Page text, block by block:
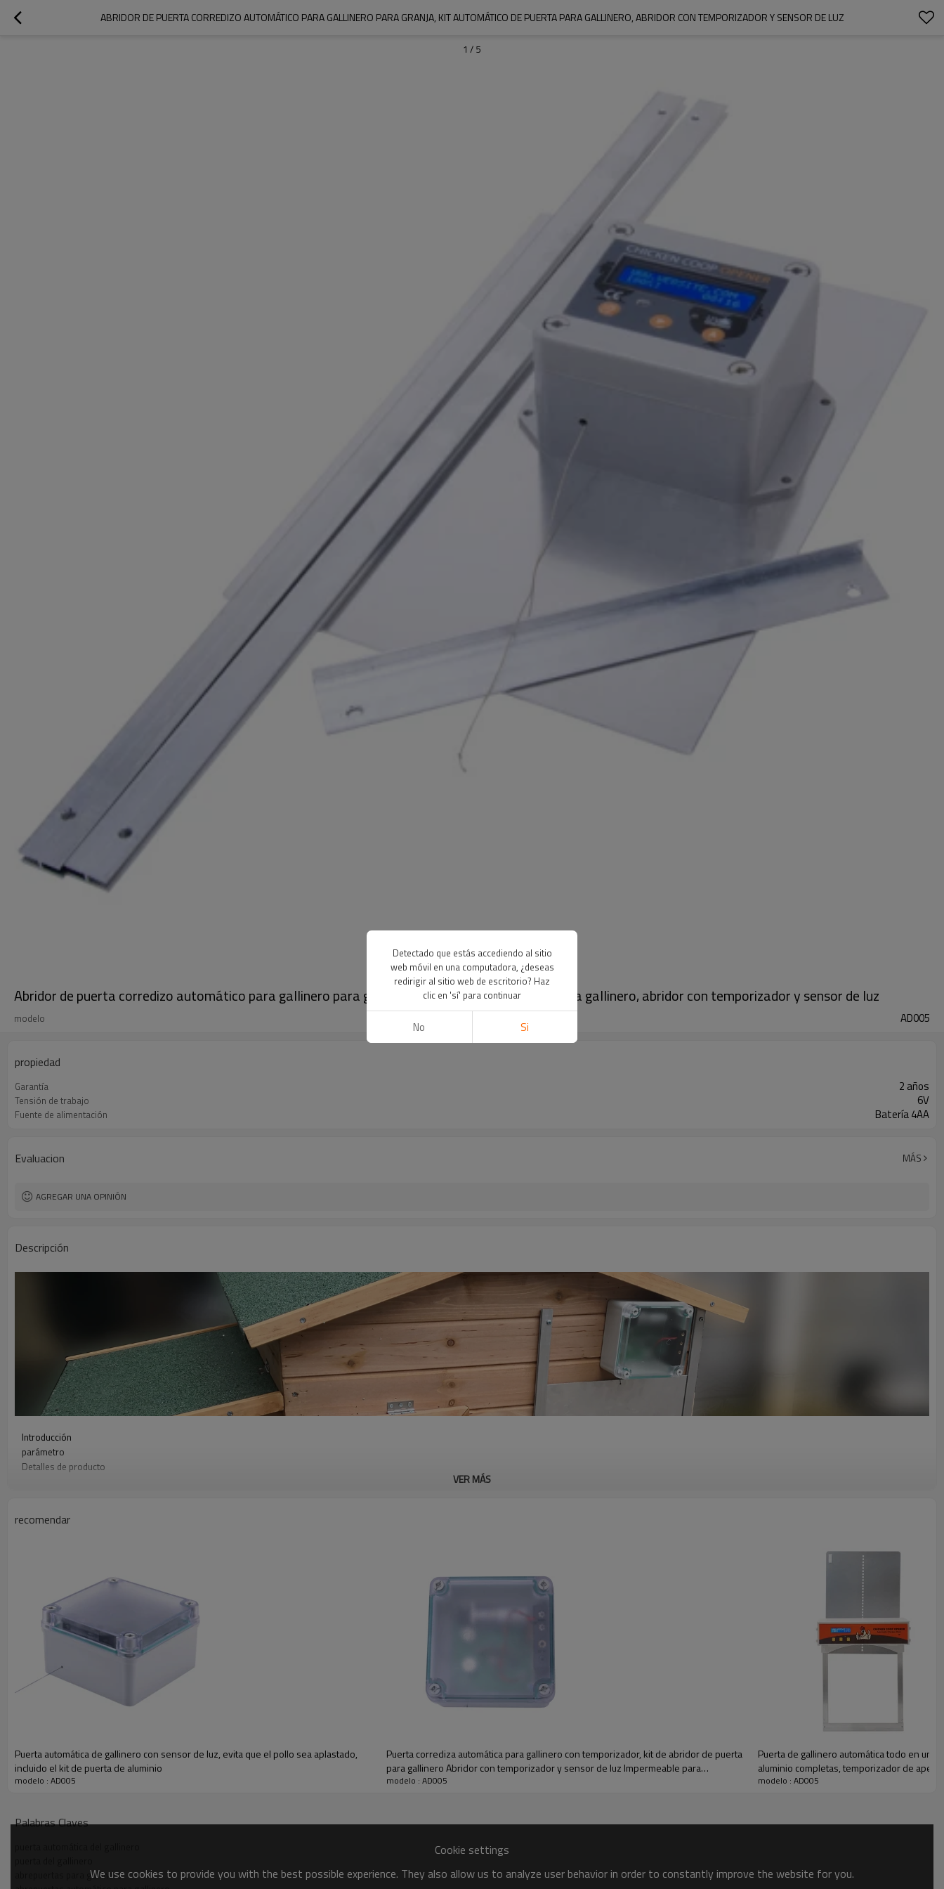
ABRIDOR DE PUERTA CORREDIZO AUTOMÁTICO PARA GALLINERO PARA GRANJA, KIT AUTOMÁTICO DE PUERTA PARA GALLINERO, ABRIDOR CON TEMPORIZADOR Y SENSOR DE LUZ
1 / 5
Abridor de puerta corredizo automático para gallinero para granja, kit automático de puerta para gallinero, abridor con temporizador y sensor de luz
modelo AD005
propiedad
Garantía 2 años
Tensión de trabajo 6V
Fuente de alimentación Batería 4AA
Evaluacion MÁS
AGREGAR UNA OPINIÓN
Descripción
Introducción
parámetro
Detalles de producto
¡El abridor automático de la puerta del gallinero le permite no tener que levantarse al amanecer! Y al mismo tiempo le brinda tranquilidad al ayudar a proteger a sus pollos de los molestos zorros, mapaches, ratas o cualquier
otro depredador.
HPS desarrolló 6 generaciones de abrepuertas automáticos para pollos para satisfacer las necesidades de diferentes clientes.
Parámetro
Modo de trabajo:
Sensor de luz y temporizador
Material tapa:
abdominales
Tensión de trabajo:
6v
Tamaño del controlador:
Tamaño de la puerta:
Los 33 * 22 * 0.15cm
VER MÁS
recomendar
Puerta automática de gallinero con sensor de luz, evita que el pollo sea aplastado,
incluido el kit de puerta de aluminio
modelo : AD005
Puerta corrediza automática para gallinero con temporizador, kit de abridor de puerta
para gallinero Abridor con temporizador y sensor de luz Impermeable para
interiores, temporizador y sensor de luz Controlador de funcionamiento de gallinero
modelo : AD005
Puerta de gallinero automática todo en uno
aluminio completas, temporizador de
modelo : AD005
Palabras Claves
abrepuertas para gallinero
Cookie settings
We use cookies to provide you with the best possible experience. They also allow us to analyze user behavior in order to constantly improve the website for you.
Detectado que estás accediendo al sitio
web móvil en una computadora, ¿deseas
redirigir al sitio web de escritorio? Haz
clic en 'sí' para continuar
No Si